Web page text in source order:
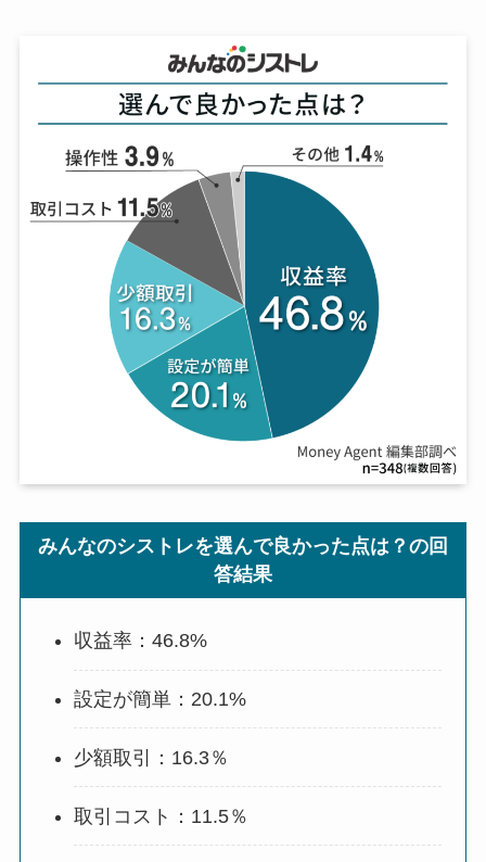
みんなのシストレを選んで良かった点は？の回
答結果
収益率：46.8%
設定が簡単：20.1%
少額取引：16.3％
取引コスト：11.5％